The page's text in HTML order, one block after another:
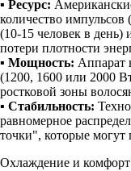
▪ Ресурс:
количество
(10-15 человек в день)
потери плотности
▪ Мощность: Аппарат
(1200, 1600 или 2000
ростковой зоны
▪ Стабильность:
равномерное
точки", которые могут
Охлаждение и